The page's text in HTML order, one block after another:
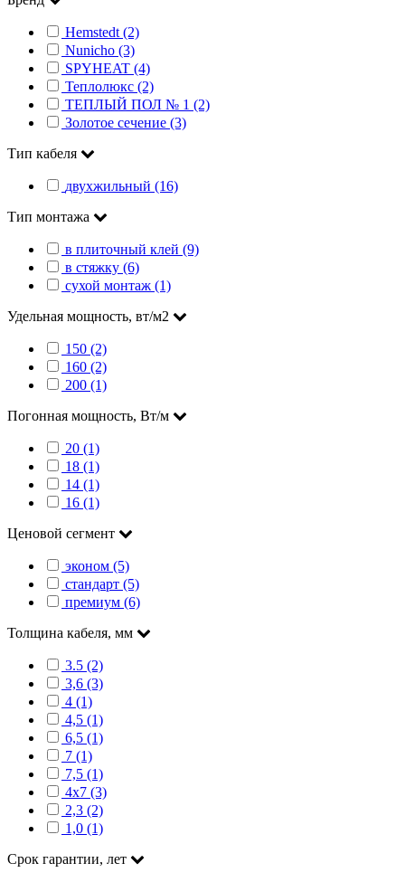
Hemstedt (2)
Nunicho (3)
SPYHEAT (4)
Теплолюкс (2)
ТЕПЛЫЙ ПОЛ № 1 (2)
Золотое сечение (3)
Тип кабеля
двухжильный (16)
Тип монтажа
в плиточный клей (9)
в стяжку (6)
сухой монтаж (1)
Удельная мощность, вт/м2
150 (2)
160 (2)
200 (1)
Погонная мощность, Вт/м
20 (1)
18 (1)
14 (1)
16 (1)
Ценовой сегмент
эконом (5)
стандарт (5)
премиум (6)
Толщина кабеля, мм
3.5 (2)
3,6 (3)
4 (1)
4,5 (1)
6,5 (1)
7 (1)
7,5 (1)
4х7 (3)
2,3 (2)
1,0 (1)
Срок гарантии, лет